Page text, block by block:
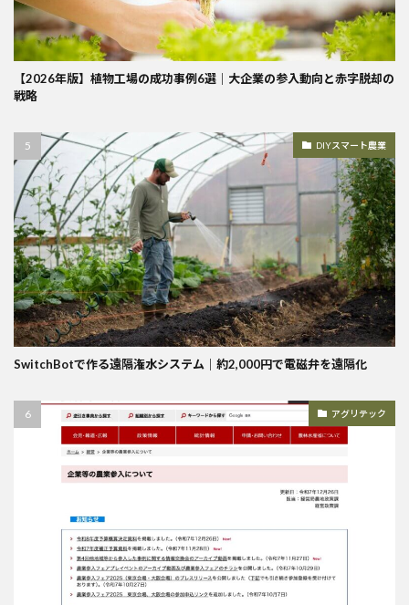
【2026年版】植物工場の成功事例6選｜大企業の参入動向と赤字脱却の
戦略
DIYスマート農業
SwitchBotで作る遠隔潅水システム｜約2,000円で電磁弁を遠隔化
アグリテック